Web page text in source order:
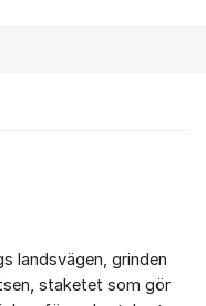
landsvägen, grinden
staketet som gör